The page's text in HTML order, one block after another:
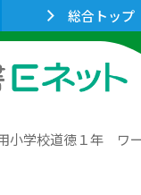
総合トップ
小学校道徳１年 ワ